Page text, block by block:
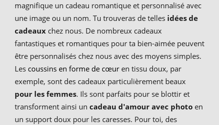
magnifique un cadeau romantique et personnalisé avec
une image ou un nom. Tu trouveras de telles idées de
cadeaux chez nous. De nombreux cadeaux
fantastiques et romantiques pour ta bien-aimée peuvent
être personnalisés chez nous avec des moyens simples.
Les coussins en forme de cœur en tissu doux, par
exemple, sont des cadeaux particulièrement beaux
pour les femmes. Ils sont parfaits pour se blottir et
transforment ainsi un cadeau d'amour avec photo en
un support doux pour les caresses. Pour toi, des